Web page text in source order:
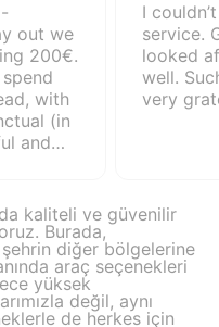
out we
200€.
with
(in
and
I
service.
looked
well.
very
kaliteli ve güvenilir
Burada,
diğer bölgelerine
araç seçenekleri
yüksek
değil, aynı
de herkes için